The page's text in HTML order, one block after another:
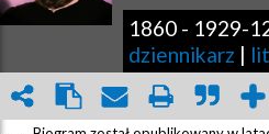
1860 - 1929-
dziennikarz |